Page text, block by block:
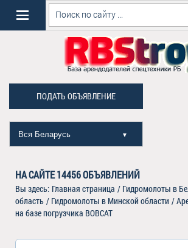
ПОДАТЬ ОБЪЯВЛЕНИЕ
Вся Беларусь ▼
НА САЙТЕ14456ОБЪЯВЛЕНИЙ
Вы здесь: Главная страница / Гидромолоты в
область / Гидромолоты в Минской области /
на базе погрузчика BOBCAT